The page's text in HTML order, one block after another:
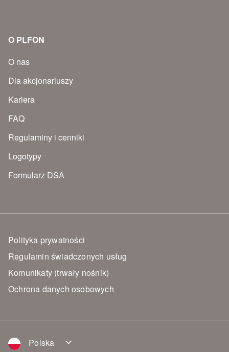
O PLFON
O nas
Dla akcjonariuszy
Kariera
FAQ
Regulaminy i cenniki
Logotypy
Formularz DSA
Polityka prywatności
Regulamin świadczonych usług
Komunikaty (trwały nośnik)
Ochrona danych osobowych
Polska